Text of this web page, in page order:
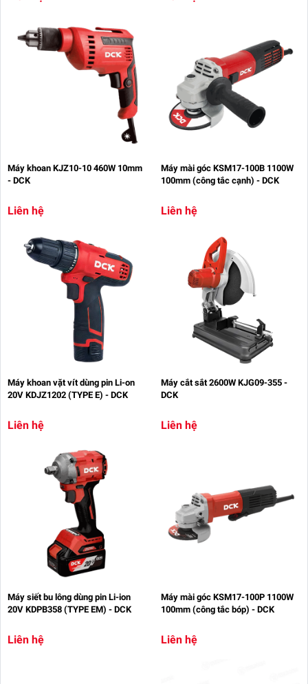
Máy khoan KJZ10-10 460W 10mm
- DCK
Liên hệ
Máy mài góc KSM17-100B 1100W
100mm (công tắc cạnh) - DCK
Liên hệ
Máy khoan vặt vít dùng pin Li-on
20V KDJZ1202 (TYPE E) - DCK
Liên hệ
Máy cắt sắt 2600W KJG09-355 -
DCK
Liên hệ
Máy siết bu lông dùng pin Li-ion
20V KDPB358 (TYPE EM) - DCK
Liên hệ
Máy mài góc KSM17-100P 1100W
100mm (công tắc bóp) - DCK
Liên hệ